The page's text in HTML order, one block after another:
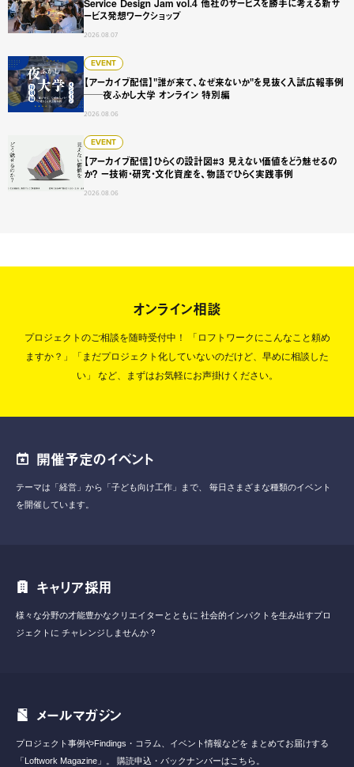
Service Design Jam vol.4 他社のサービスを勝手に考える新サ
ービス発想ワークショップ
2026.08.07
EVENT
【アーカイブ配信】"誰が来て、なぜ来ないか"を見抜く入試広報事例
──夜ふかし大学 オンライン 特別編
2026.08.06
【アーカイブ配信】"誰が来て、なぜ来ないか"を見抜く入
EVENT
【アーカイブ配信】ひらくの設計図#3 見えない価値をどう魅せるの
か？ ー技術・研究・文化資産を、物語でひらく実践事例
2026.08.06
【アーカイブ配信】ひらくの設計図#3 見えない価値をどう
オンライン相談
プロジェクトのご相談を随時受付中！
「ロフトワークにこんなこと頼め
ますか？」「まだプロジェクト化していないのだけど、早めに相談した
い」
など、まずはお気軽にお声掛けください。
開催予定のイベント
テーマは「経営」から「子ども向け工作」まで、
毎日さまざまな種類のイベント
を開催しています。
キャリア採用
様々な分野の才能豊かなクリエイターとともに 社会的インパクトを生み出すプロ
ジェクトに チャレンジしませんか？
メールマガジン
プロジェクト事例やFindings・コラム、イベント情報などを まとめてお届けする
「Loftwork Magazine」。
購読申込・バックナンバーはこちら。